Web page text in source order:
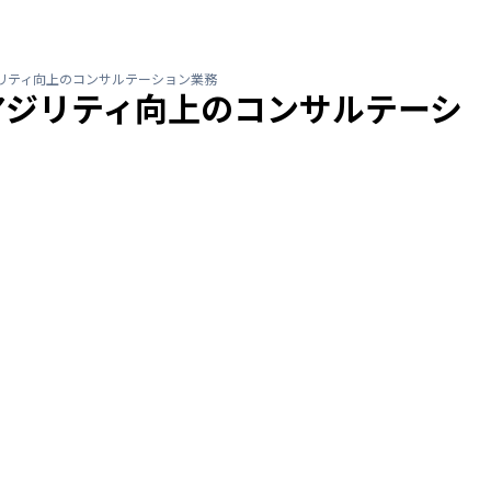
ィ向上のコンサルテーション業務
リティ向上のコンサルテーシ